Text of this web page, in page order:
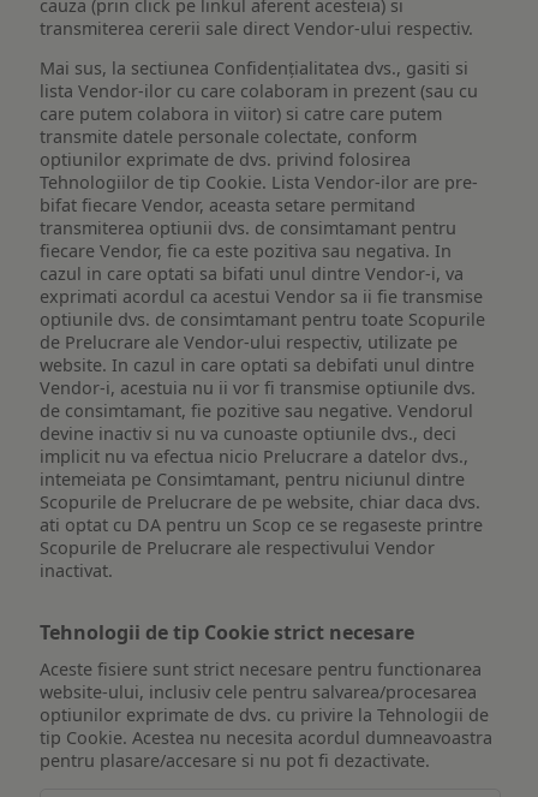
cauza (prin click pe linkul aferent acesteia) si
transmiterea cererii sale direct Vendor-ului respectiv.
Mai sus, la sectiunea Confidențialitatea dvs., gasiti si
lista Vendor-ilor cu care colaboram in prezent (sau cu
care putem colabora in viitor) si catre care putem
transmite datele personale colectate, conform
optiunilor exprimate de dvs. privind folosirea
Tehnologiilor de tip Cookie. Lista Vendor-ilor are pre-
bifat fiecare Vendor, aceasta setare permitand
transmiterea optiunii dvs. de consimtamant pentru
fiecare Vendor, fie ca este pozitiva sau negativa. In
cazul in care optati sa bifati unul dintre Vendor-i, va
exprimati acordul ca acestui Vendor sa ii fie transmise
optiunile dvs. de consimtamant pentru toate Scopurile
de Prelucrare ale Vendor-ului respectiv, utilizate pe
website. In cazul in care optati sa debifati unul dintre
Vendor-i, acestuia nu ii vor fi transmise optiunile dvs.
de consimtamant, fie pozitive sau negative. Vendorul
devine inactiv si nu va cunoaste optiunile dvs., deci
implicit nu va efectua nicio Prelucrare a datelor dvs.,
intemeiata pe Consimtamant, pentru niciunul dintre
Scopurile de Prelucrare de pe website, chiar daca dvs.
ati optat cu DA pentru un Scop ce se regaseste printre
Scopurile de Prelucrare ale respectivului Vendor
inactivat.
Tehnologii de tip Cookie strict necesare
Aceste fisiere sunt strict necesare pentru functionarea
website-ului, inclusiv cele pentru salvarea/procesarea
optiunilor exprimate de dvs. cu privire la Tehnologii de
tip Cookie. Acestea nu necesita acordul dumneavoastra
pentru plasare/accesare si nu pot fi dezactivate.